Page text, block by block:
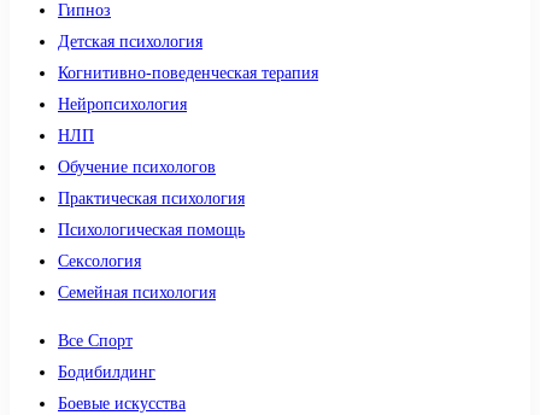
Гипноз
Детская психология
Когнитивно-поведенческая терапия
Нейропсихология
НЛП
Обучение психологов
Практическая психология
Психологическая помощь
Сексология
Семейная психология
Все Спорт
Бодибилдинг
Боевые искусства